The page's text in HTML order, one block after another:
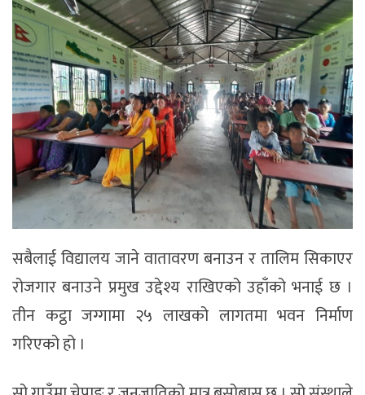
सबैलाई विद्यालय जाने वातावरण बनाउन र तालिम सिकाएर
रोजगार बनाउने प्रमुख उद्देश्य राखिएको उहाँको भनाई छ ।
तीन कट्ठा जग्गामा २५ लाखको लागतमा भवन निर्माण
गरिएको हो ।